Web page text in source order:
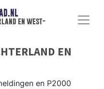
en west-
EN
en P2000